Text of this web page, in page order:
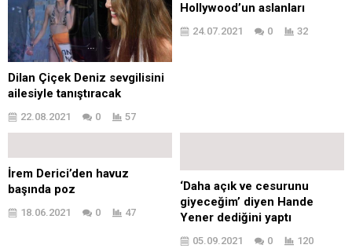
Dilan Çiçek Deniz sevgilisini
ailesiyle tanıştıracak
22.08.2021 0 57
Hollywood’un aslanları
24.07.2021 0 32
İrem Derici’den havuz
başında poz
18.06.2021 0 47
‘Daha açık ve cesurunu
giyeceğim’ diyen Hande
Yener dediğini yaptı
05.09.2021 0 120